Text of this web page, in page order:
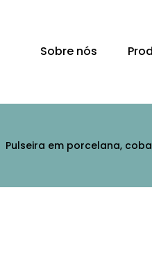
Sobre nós
Pulseira em porcelana,